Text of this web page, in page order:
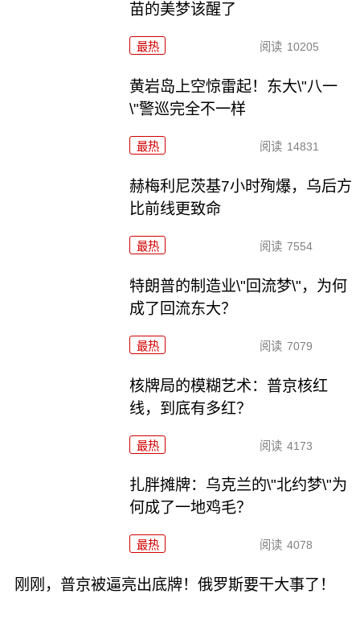
苗的美梦该醒了
最热 阅读 10205
黄岩岛上空惊雷起！东大\"八一
\"警巡完全不一样
最热 阅读 14831
赫梅利尼茨基7小时殉爆，乌后方
比前线更致命
最热 阅读 7554
特朗普的制造业\"回流梦\"，为何
成了回流东大？
最热 阅读 7079
核牌局的模糊艺术：普京核红
线，到底有多红？
最热 阅读 4173
扎胖摊牌：乌克兰的\"北约梦\"为
何成了一地鸡毛？
最热 阅读 4078
刚刚，普京被逼亮出底牌！俄罗斯要干大事了！